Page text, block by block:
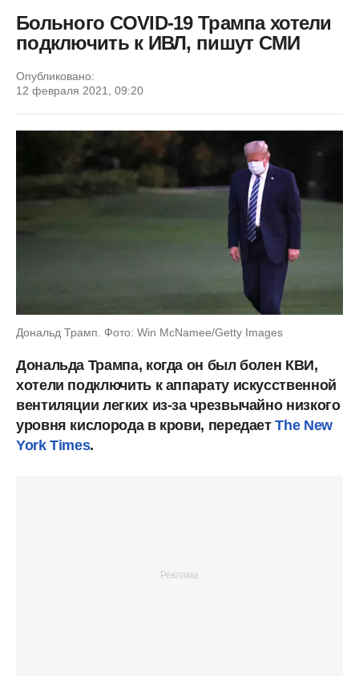
Больного COVID-19 Трампа хотели
подключить к ИВЛ, пишут СМИ
Опубликовано:
12 февраля 2021, 09:20
Дональд Трамп. Фото: Win McNamee/Getty Images
Дональда Трампа, когда он был болен КВИ,
хотели подключить к аппарату искусственной
вентиляции легких из-за чрезвычайно низкого
уровня кислорода в крови, передаетThe New
York Times.